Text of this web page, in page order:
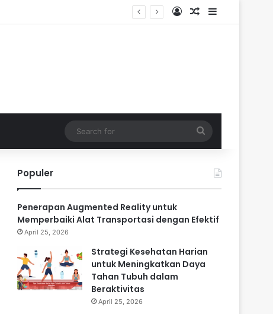
Log InRandom Article
Sidebar
for
Populer
Penerapan Augmented Reality untuk
Memperbaiki Alat Transportasi dengan Efektif
April 25, 2026
Strategi Kesehatan Harian
untuk Meningkatkan Daya
Tahan Tubuh dalam
Beraktivitas
April 25, 2026